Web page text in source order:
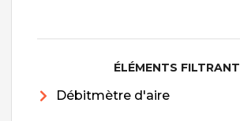
ÉLÉMENTS FILTRANT
Débitmètre d'aire